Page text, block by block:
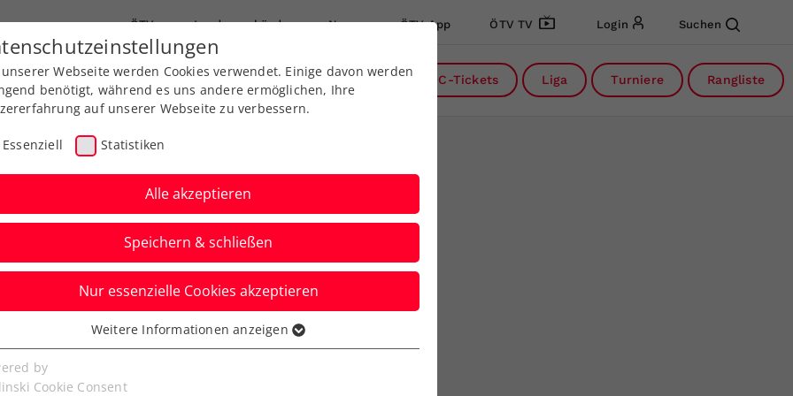
ÖTV Landesverbände News ÖTV App ÖTV TV Login Suchen
Ausbildungen Services Über uns DC-Tickets Liga Turniere Rangliste
2023 mit
und Ofner im
Webseite werden Cookies verwendet. Einige davon werden
benötigt, während es uns andere ermöglichen, Ihre
auf unserer Webseite zu verbessern.
Essenziell Statistiken
Alle akzeptieren
Speichern & schließen
Nur essenzielle Cookies akzeptieren
Cookies werden für grundlegende Funktionen der
benötigt. Dadurch ist gewährleistet, dass die Webseite
Weitere Informationen anzeigen
by
Cookie Consent